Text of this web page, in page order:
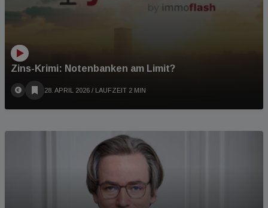
Zins-Krimi: Notenbanken am Limit?
28. APRIL 2026 / LAUFZEIT 2 MIN